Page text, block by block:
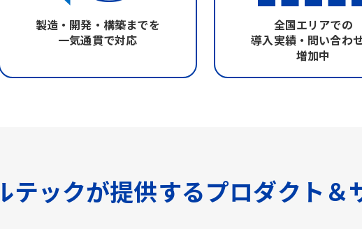
製造・開発・構築までを
一気通貫で対応
全国エリアでの
導入実績・問い合わ
増加中
テックが提供するプロダクト＆